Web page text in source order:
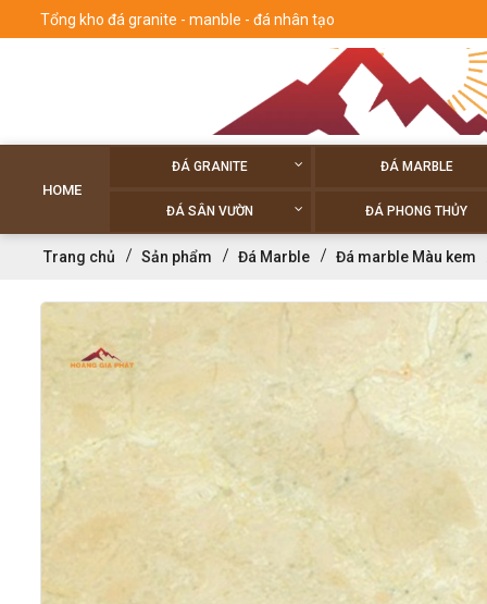
Tổng kho đá granite - manble - đá nhân tạo
HOME
ĐÁ GRANITE ĐÁ MARBLE
ĐÁ SÂN VƯỜN ĐÁ PHONG THỦY
Trang chủ Sản phẩm Đá Marble Đá marble Màu kem